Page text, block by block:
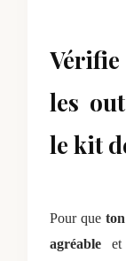
les
le kit
Pour que
agréable et